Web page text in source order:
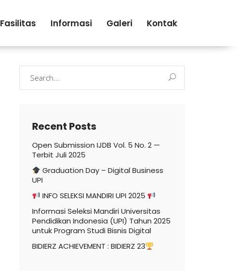
Fasilitas Informasi Galeri Kontak
Recent Posts
Open Submission IJDB Vol. 5 No. 2 —
Terbit Juli 2025
Graduation Day – Digital Business
UPI
INFO SELEKSI MANDIRI UPI 2025
Informasi Seleksi Mandiri Universitas
Pendidikan Indonesia (UPI) Tahun 2025
untuk Program Studi Bisnis Digital
BIDIERZ ACHIEVEMENT : BIDIERZ 23